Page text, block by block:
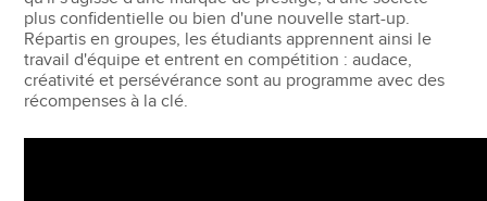
plus confidentielle ou bien d'une nouvelle start-up.
Répartis en groupes, les étudiants apprennent ainsi le
travail d'équipe et entrent en compétition : audace,
créativité et persévérance sont au programme avec des
récompenses à la clé.